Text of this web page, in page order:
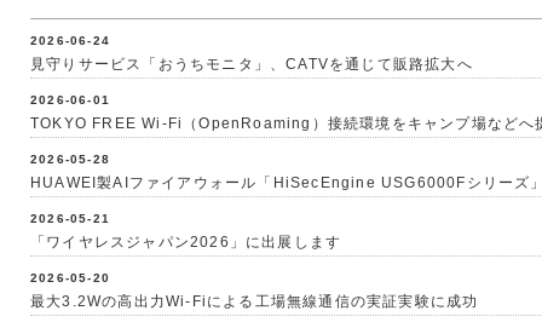
2026-06-24
見守りサービス「おうちモニタ」、CATVを通じて販路拡大へ
2026-06-01
TOKYO FREE Wi-Fi（OpenRoaming）接続環境をキャンプ場などへ
2026-05-28
HUAWEI製AIファイアウォール「HiSecEngine USG6000Fシリーズ
2026-05-21
「ワイヤレスジャパン2026」に出展します
2026-05-20
最大3.2Wの高出力Wi-Fiによる工場無線通信の実証実験に成功